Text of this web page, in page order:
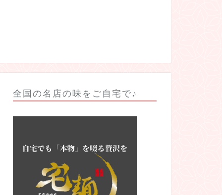
全国の名店の味をご自宅で♪